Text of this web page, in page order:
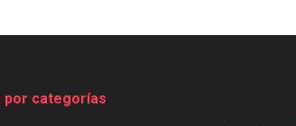
por categorías